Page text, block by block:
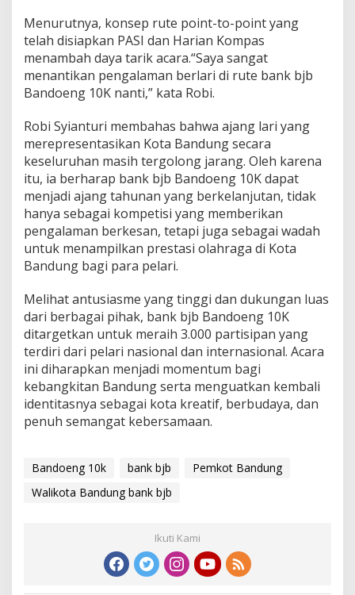
Menurutnya, konsep rute point-to-point yang
telah disiapkan PASI dan Harian Kompas
menambah daya tarik acara.“Saya sangat
menantikan pengalaman berlari di rute bank bjb
Bandoeng 10K nanti,” kata Robi.
Robi Syianturi membahas bahwa ajang lari yang
merepresentasikan Kota Bandung secara
keseluruhan masih tergolong jarang. Oleh karena
itu, ia berharap bank bjb Bandoeng 10K dapat
menjadi ajang tahunan yang berkelanjutan, tidak
hanya sebagai kompetisi yang memberikan
pengalaman berkesan, tetapi juga sebagai wadah
untuk menampilkan prestasi olahraga di Kota
Bandung bagi para pelari.
Melihat antusiasme yang tinggi dan dukungan luas
dari berbagai pihak, bank bjb Bandoeng 10K
ditargetkan untuk meraih 3.000 partisipan yang
terdiri dari pelari nasional dan internasional. Acara
ini diharapkan menjadi momentum bagi
kebangkitan Bandung serta menguatkan kembali
identitasnya sebagai kota kreatif, berbudaya, dan
penuh semangat kebersamaan.
Bandoeng 10k bank bjb
Pemkot Bandung
Walikota Bandung bank bjb
Ikuti Kami